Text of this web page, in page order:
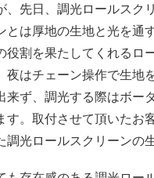
、先日、調光ロールスク
とは厚地の生地と光を通
役割を果たしてくれるロ
夜はチェーン操作で生地
来ず、調光する際はボー
す。取付させて頂いたお
調光ロールスクリーンの